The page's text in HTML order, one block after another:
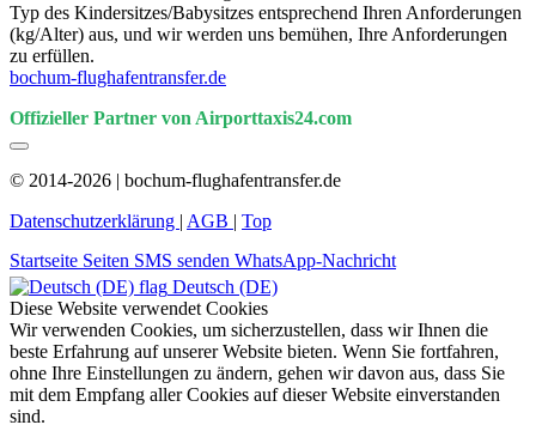
Typ des Kindersitzes/Babysitzes entsprechend Ihren Anforderungen
(kg/Alter) aus, und wir werden uns bemühen, Ihre Anforderungen
zu erfüllen.
bochum-flughafentransfer.de
Offizieller Partner von Airporttaxis24.com
© 2014-2026 | bochum-flughafentransfer.de
Datenschutzerklärung | AGB | Top
Startseite Seiten SMS senden WhatsApp-Nachricht
Deutsch (DE)
Diese Website verwendet Cookies
Wir verwenden Cookies, um sicherzustellen, dass wir Ihnen die
beste Erfahrung auf unserer Website bieten. Wenn Sie fortfahren,
ohne Ihre Einstellungen zu ändern, gehen wir davon aus, dass Sie
mit dem Empfang aller Cookies auf dieser Website einverstanden
sind.